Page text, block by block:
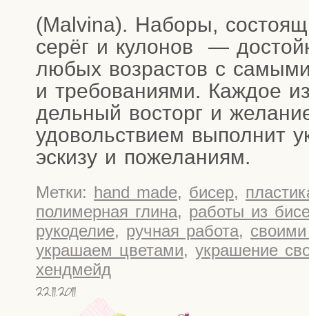
(Malvina). Набо­ры,
серёг и куло­нов —
любых воз­рас­тов с
и тре­бо­ва­ни­я­ми. Каж­дое
дель­ный вос­торг и
удо­воль­стви­ем выпол­нит
эски­зу и пожеланиям.
Метки: hand made, бисер,
полимерная глина, работы из
рукоделие, ручная работа,
украшаем цветами, украшение
хендмейд
22.11.2011